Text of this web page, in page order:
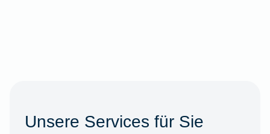
Unsere Services für Sie